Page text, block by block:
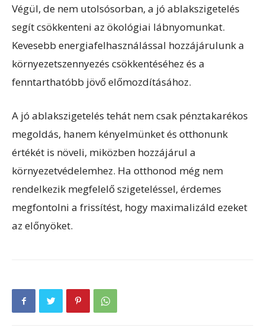
Végül, de nem utolsósorban, a jó ablakszigetelés
segít csökkenteni az ökológiai lábnyomunkat.
Kevesebb energiafelhasználással hozzájárulunk a
környezetszennyezés csökkentéséhez és a
fenntarthatóbb jövő előmozdításához.
A jó ablakszigetelés tehát nem csak pénztakarékos
megoldás, hanem kényelmünket és otthonunk
értékét is növeli, miközben hozzájárul a
környezetvédelemhez. Ha otthonod még nem
rendelkezik megfelelő szigeteléssel, érdemes
megfontolni a frissítést, hogy maximalizáld ezeket
az előnyöket.